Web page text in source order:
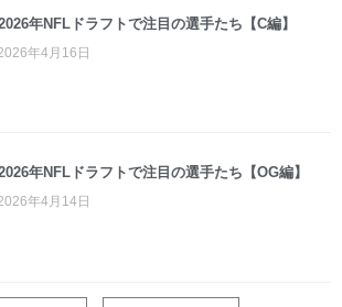
年NFLドラフトで注目の選手たち【C編】
年4月16日
年NFLドラフトで注目の選手たち【OG編】
年4月14日